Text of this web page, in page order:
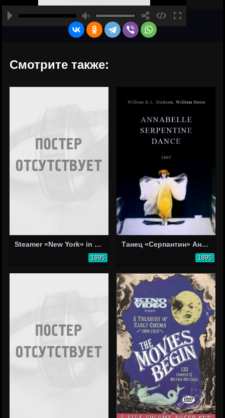
Смотрите также:
Steamer «New York» in Dock
1895
Танец «Серпантин» Аннабель
1895